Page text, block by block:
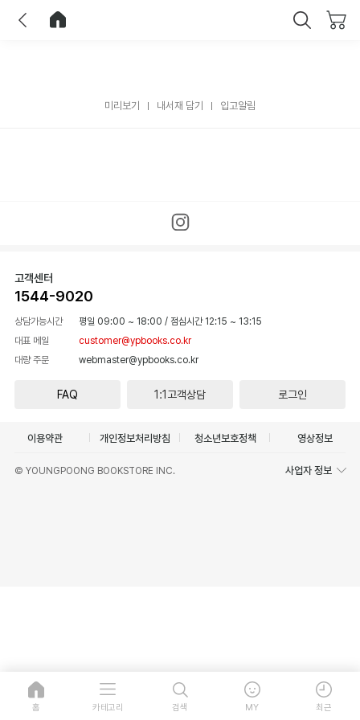
미리보기 내서재 담기 입고알림
고객센터
1544-9020
상담가능시간 평일 09:00 ~ 18:00 / 점심시간 12:15 ~ 13:15
대표 메일
customer@ypbooks.co.kr
대량 주문
webmaster@ypbooks.co.kr
FAQ 1:1고객상담 로그인
이용약관 개인정보처리방침 청소년보호정책 영상정보
© YOUNGPOONG BOOKSTORE INC. 사업자 정보
홈 카테고리 검색 MY 최근